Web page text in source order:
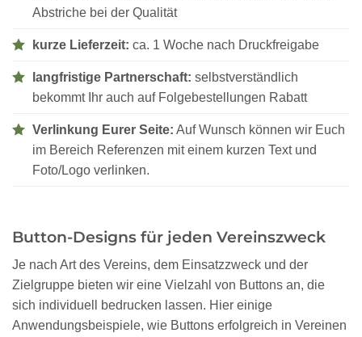
Abstriche bei der Qualität
kurze Lieferzeit: ca. 1 Woche nach Druckfreigabe
langfristige Partnerschaft: selbstverständlich
bekommt Ihr auch auf Folgebestellungen Rabatt
Verlinkung Eurer Seite: Auf Wunsch können wir Euch
im Bereich Referenzen mit einem kurzen Text und
Foto/Logo verlinken.
Button-Designs für jeden Vereinszweck
Je nach Art des Vereins, dem Einsatzzweck und der
Zielgruppe bieten wir eine Vielzahl von Buttons an, die
sich individuell bedrucken lassen. Hier einige
Anwendungsbeispiele, wie Buttons erfolgreich in Vereinen